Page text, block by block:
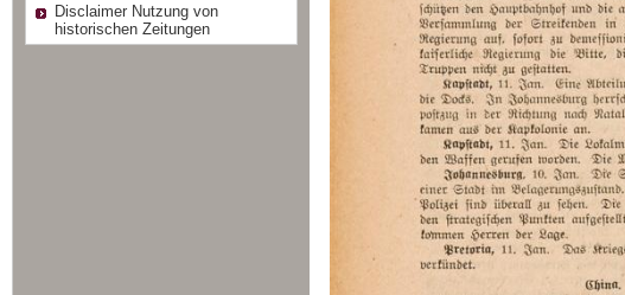
Disclaimer Nutzung von
historischen Zeitungen